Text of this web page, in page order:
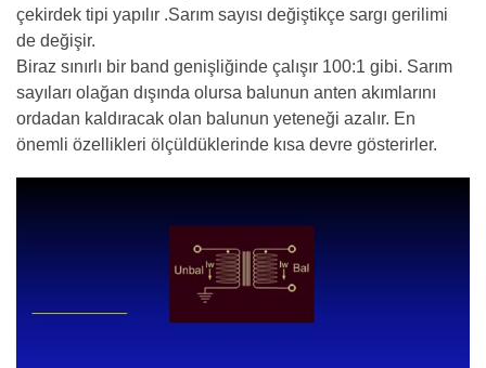
çekirdek tipi yapılır .Sarım sayısı değiştikçe sargı gerilimi
de değişir.
Biraz sınırlı bir band genişliğinde çalışır 100:1 gibi. Sarım
sayıları olağan dışında olursa balunun anten akımlarını
ordadan kaldıracak olan balunun yeteneği azalır. En
önemli özellikleri ölçüldüklerinde kısa devre gösterirler.